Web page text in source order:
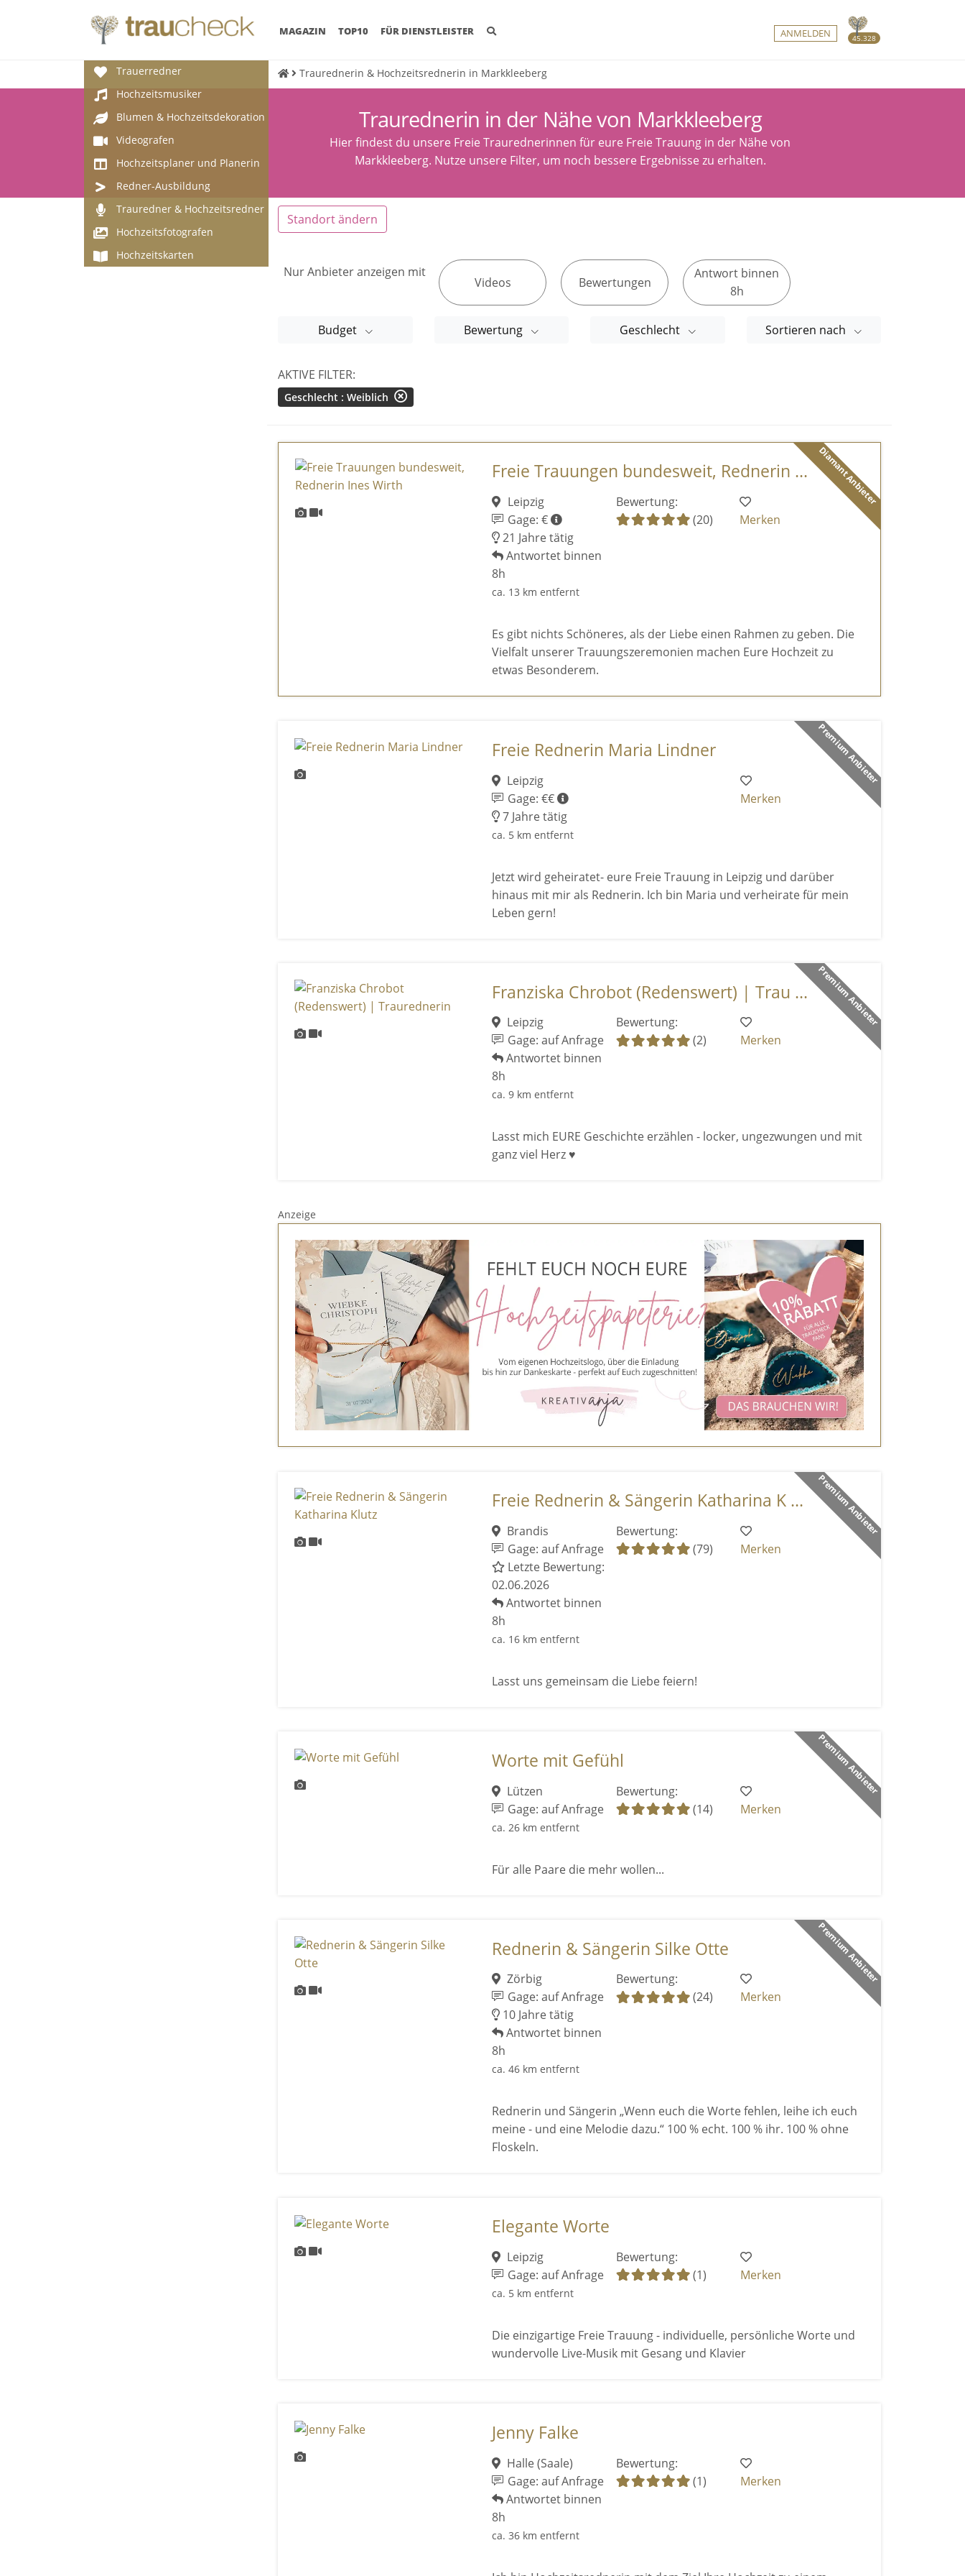
45.328
MAGAZIN (CURRENT)
TOP10 FÜR DIENSTLEISTER ANMELDEN
Trauerredner
Hochzeitsmusiker
Blumen & Hochzeitsdekoration
Videografen
Hochzeitsplaner und Planerin
Redner-Ausbildung
Trauredner & Hochzeitsredner
Hochzeitsfotografen
Hochzeitskarten
Traurednerin & Hochzeitsrednerin in Markkleeberg
Traurednerin in der Nähe von Markkleeberg
Hier findest du unsere Freie Traurednerinnen für eure Freie Trauung in der Nähe von
Markkleeberg. Nutze unsere Filter, um noch bessere Ergebnisse zu erhalten.
Standort ändern
Nur Anbieter anzeigen mit
Videos Bewertungen
Antwort binnen
8h
Budget Bewertung Geschlecht Sortieren nach
AKTIVE FILTER:
Geschlecht : Weiblich
Diamant Anbieter
Freie Trauungen bundesweit, Rednerin ...
Leipzig
Gage: €
21 Jahre tätig
Antwortet binnen
8h
ca. 13 km entfernt
Bewertung:
(20)
Merken
Es gibt nichts Schöneres, als der Liebe einen Rahmen zu geben. Die
Vielfalt unserer Trauungszeremonien machen Eure Hochzeit zu
etwas Besonderem.
Premium Anbieter
Freie Rednerin Maria Lindner
Leipzig
Gage: €€
7 Jahre tätig
ca. 5 km entfernt
Merken
Jetzt wird geheiratet- eure Freie Trauung in Leipzig und darüber
hinaus mit mir als Rednerin. Ich bin Maria und verheirate für mein
Leben gern!
Premium Anbieter
Franziska Chrobot (Redenswert) | Trau ...
Leipzig
Gage: auf Anfrage
Antwortet binnen
8h
ca. 9 km entfernt
Bewertung:
(2)
Merken
Lasst mich EURE Geschichte erzählen - locker, ungezwungen und mit
ganz viel Herz ♥
Anzeige
Premium Anbieter
Freie Rednerin & Sängerin Katharina K ...
Brandis
Gage: auf Anfrage
Letzte Bewertung:
02.06.2026
Antwortet binnen
8h
ca. 16 km entfernt
Bewertung:
(79)
Merken
Lasst uns gemeinsam die Liebe feiern!
Premium Anbieter
Worte mit Gefühl
Lützen
Gage: auf Anfrage
ca. 26 km entfernt
Bewertung:
(14)
Merken
Für alle Paare die mehr wollen...
Premium Anbieter
Rednerin & Sängerin Silke Otte
Zörbig
Gage: auf Anfrage
10 Jahre tätig
Antwortet binnen
8h
ca. 46 km entfernt
Bewertung:
(24)
Merken
Rednerin und Sängerin „Wenn euch die Worte fehlen, leihe ich euch
meine - und eine Melodie dazu.“ 100 % echt. 100 % ihr. 100 % ohne
Floskeln.
Elegante Worte
Leipzig
Gage: auf Anfrage
ca. 5 km entfernt
Bewertung:
(1)
Merken
Die einzigartige Freie Trauung - individuelle, persönliche Worte und
wundervolle Live-Musik mit Gesang und Klavier
Jenny Falke
Halle (Saale)
Gage: auf Anfrage
Antwortet binnen
8h
ca. 36 km entfernt
Bewertung:
(1)
Merken